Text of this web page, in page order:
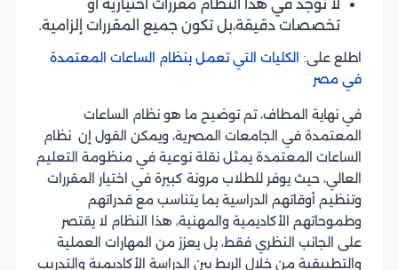
لا توجد في هذا النظام مقررات اختيارية أو
تخصصات دقيقة،بل تكون جميع المقررات إلزامية.
اطلع على:
الكليات التي تعمل بنظام الساعات المعتمدة
في مصر
في نهاية المطاف، تم توضيح ما هو نظام الساعات
المعتمدة في الجامعات المصرية، ويمكن القول إن نظام
الساعات المعتمدة يمثل نقلة نوعية في منظومة التعليم
العالي، حيث يوفر للطلاب مرونة كبيرة في اختيار المقررات
وتنظيم أوقاتهم الدراسية بما يتناسب مع قدراتهم
وطموحاتهم الأكاديمية والمهنية، هذا النظام لا يقتصر
على الجانب النظري فقط، بل يعزز من المهارات العملية
والتطبيقية من خلال الربط بين الدراسة الأكاديمية والتدريب